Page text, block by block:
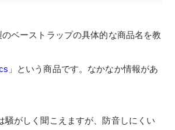
ベーストラップの具体的な商品名を教
」という商品です。なかなか情報があ
騒がしく聞こえますが、防音しにくい